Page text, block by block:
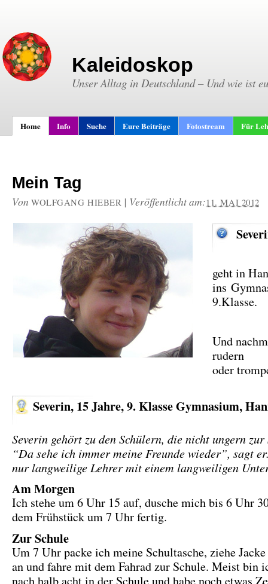
Kaleidoskop
Unser Alltag in Deutschland – Und wie ist
Home Info Suche Eure Beiträge Fotostream Für
Mein Tag
Von WOLFGANG HIEBER | Veröffentlicht am:11. MAI 2012
geht in
ins
9.Klasse.
Und
rudern
oder
Severin, 15 Jahre, 9. Klasse Gymnasium,
Severin gehört zu den Schülern, die nicht ungern zur
“Da sehe ich immer meine Freunde wieder”, sagt
nur langweilige Lehrer mit einem langweiligen
Am Morgen
Ich stehe um 6 Uhr 15 auf, dusche mich bis 6 Uhr
dem Frühstück um 7 Uhr fertig.
Zur Schule
Um 7 Uhr packe ich meine Schultasche, ziehe
an und fahre mit dem Fahrad zur Schule. Meist bin
nach halb acht in der Schule und habe noch etwas